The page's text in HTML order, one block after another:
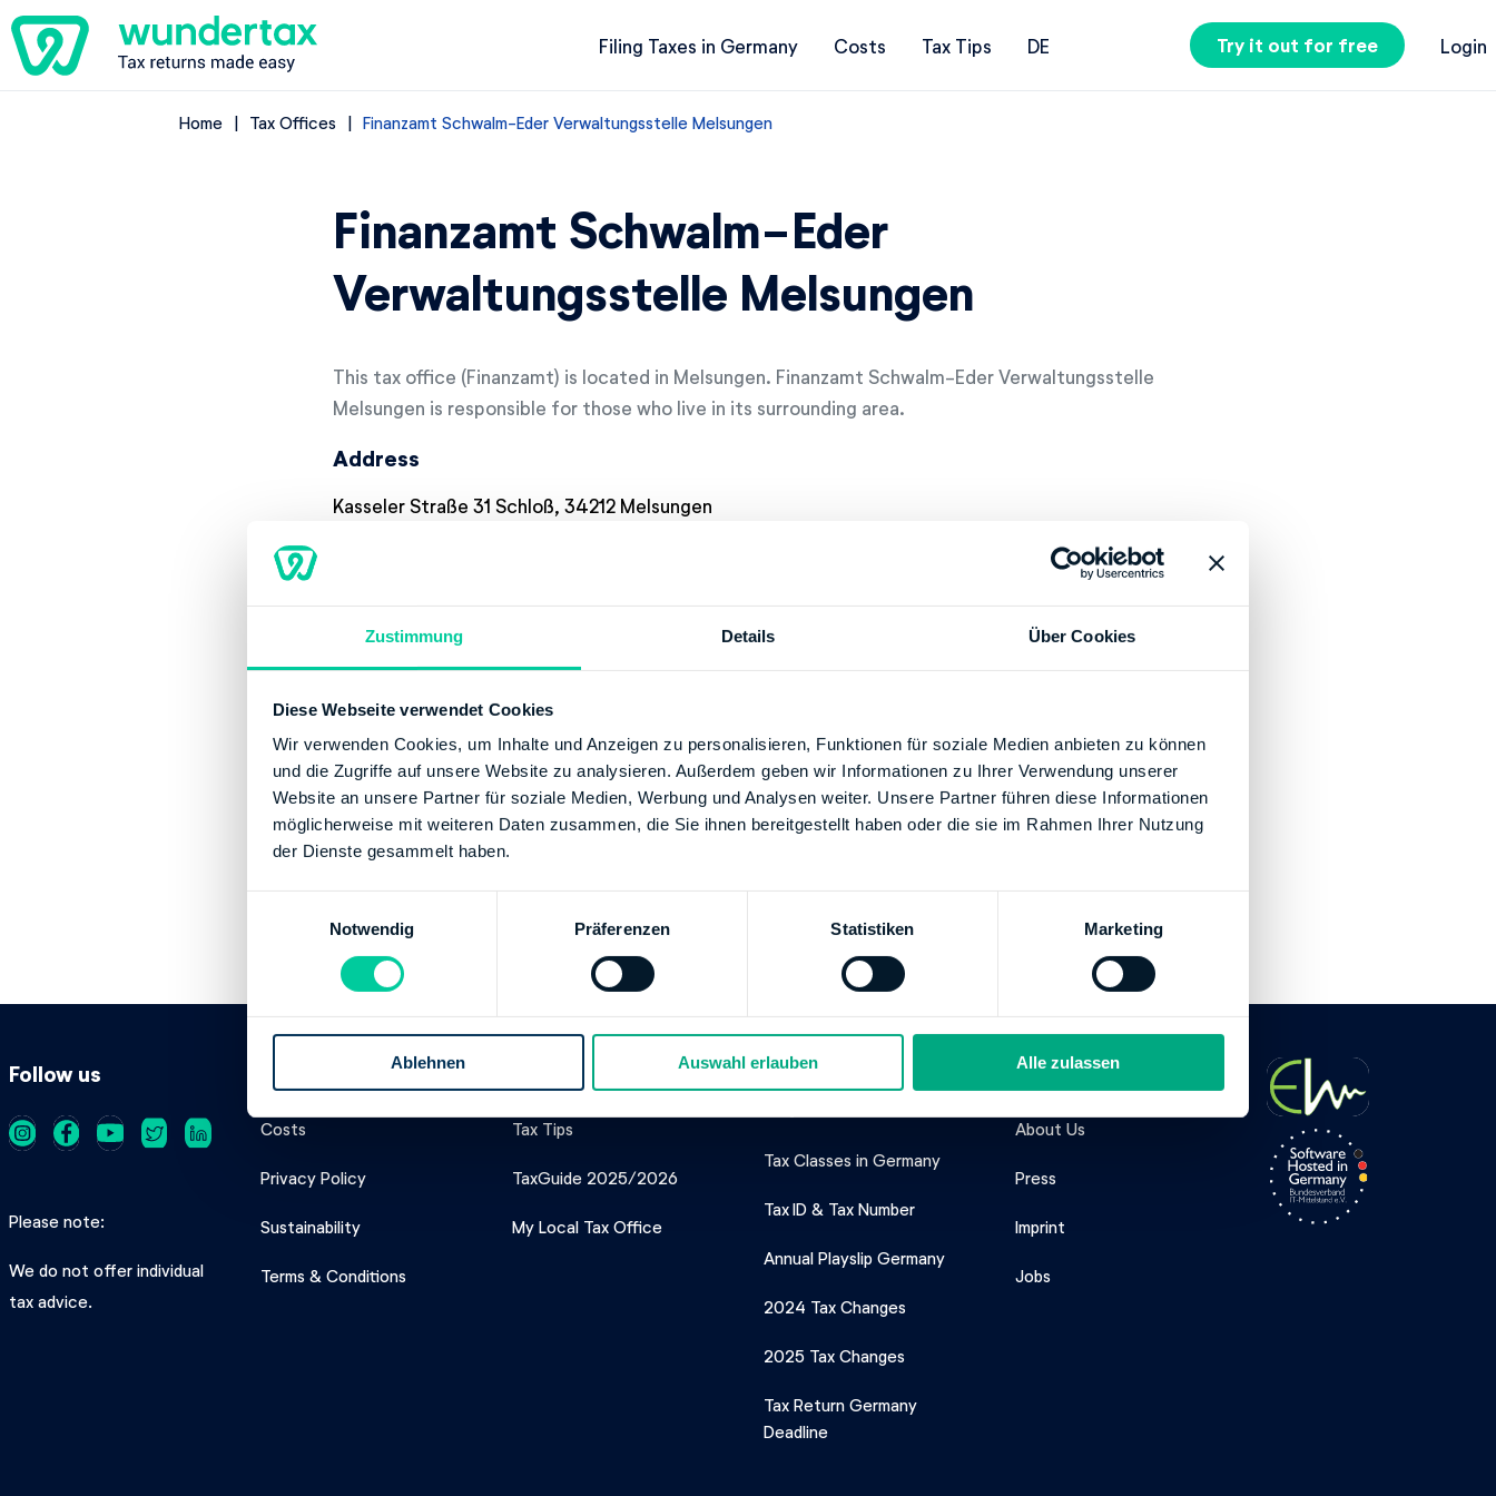
Zustimmung Details Über Cookies
Diese Webseite verwendet Cookies
Wir verwenden Cookies, um Inhalte und Anzeigen zu personalisieren, Funktionen für soziale Medien anbieten zu können
und die Zugriffe auf unsere Website zu analysieren. Außerdem geben wir Informationen zu Ihrer Verwendung unserer
Website an unsere Partner für soziale Medien, Werbung und Analysen weiter. Unsere Partner führen diese Informationen
möglicherweise mit weiteren Daten zusammen, die Sie ihnen bereitgestellt haben oder die sie im Rahmen Ihrer Nutzung
der Dienste gesammelt haben.
i
g
Notwendig Präferenzen Statistiken Marketing
Ablehnen Auswahl erlauben Alle zulassen
Filing Taxes in Germany Costs Tax Tips DE Try it out for free Login
Home Tax Offices Finanzamt Schwalm-Eder Verwaltungsstelle Melsungen
Finanzamt Schwalm-Eder
Verwaltungsstelle Melsungen
This tax office (Finanzamt) is located in Melsungen. Finanzamt Schwalm-Eder Verwaltungsstelle
Melsungen is responsible for those who live in its surrounding area.
Address
Kasseler Straße 31 Schloß, 34212 Melsungen
Website: http://www.finanzamt-schwalm-eder.de
Banking Details
Institution:DEUTSCHE BUNDESBANK
BIC:MARKDEF1500
IBAN:DE06500000000050001522
Account holder: Finanzamt Schwalm-Eder
IBAN:DE34500500000001000330
Account holder: Finanzamt Schwalm-Eder
Follow us
Please note
We do not offer individual
tax advice.
Costs
Privacy Policy
Sustainability
Terms & Conditions
Our Tax Service
Tax Tips
TaxGuide 2025/2026
My Local Tax Office
Important Tax
Tax Classes in Germany
Tax ID & Tax Number
Annual Playslip Germany
2024 Tax Changes
2025 Tax Changes
Tax Return Germany
Deadline
Company
About Us
Press
Imprint
Jobs